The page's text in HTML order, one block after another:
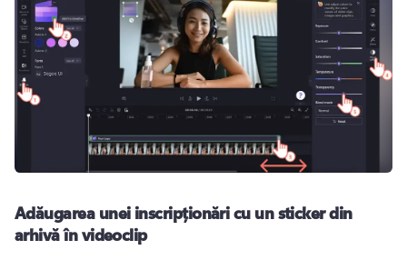
Adăugarea unei inscripționări cu un sticker din
arhivă în videoclip